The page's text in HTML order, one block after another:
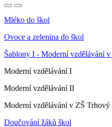
Mléko do škol
Ovoce a zelenina do škol
Šablony I - Moderní vzdělávání
Moderní vzdělávání I
Moderní vzdělávání II
Moderní vzdělávání v ZŠ Trhový
Doučování žáků škol